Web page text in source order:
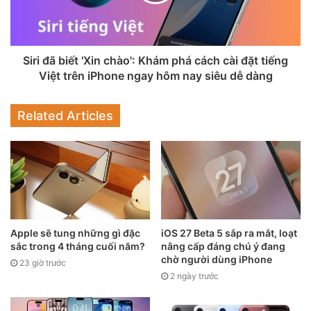
•iPhone 16 và 16 Plus
•iPhone 16 Pro và 16 Pro Max
•iPhone SE (thế hệ thứ 2)
•iPhone SE (thế hệ thứ 3)
Về phía iPad, tin rò rỉ hôm nay cho biết iPadOS 19 sẽ ngừng
hỗ trợ iPad (thế hệ thứ 7), được phát hành vào tháng 9 năm
2019 và sử dụng chip A10 Fusion.
Tuy nhiên, thông tin lần này lại khác với báo cáo của
iPhoneSoft hồi tháng 12, trong đó khẳng định tất cả các
mẫu iPhone có thể chạy iOS 18 cũng sẽ tiếp tục được hỗ
trợ với iOS 19. Cả hai nguồn tin đều có thành tích đáng tin
Siri đã biết 'Xin chào': Khám phá cách cài đặt tiếng
Việt trên iPhone ngay hôm nay siêu dễ dàng
Related Articles
Apple sẽ tung những gì đặc
sắc trong 4 tháng cuối năm?
23 giờ trước
iOS 27 Beta 5 sắp ra mắt, loạt
nâng cấp đáng chú ý đang
chờ người dùng iPhone
2 ngày trước